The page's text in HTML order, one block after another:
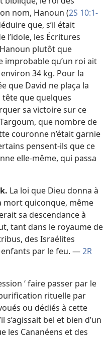
nom, Hanoun (2S 10:1-
que, s’il était
l’idole, les Écritures
plutôt que
improbable qu’un roi ait
34 kg. Pour la
que David ne plaça la
que quelques
sa victoire sur ce
que nombre de
couronne n’était garnie
pensent-ils que ce
elle-même, qui passa
La loi que Dieu donna à
quiconque, même
sa descendance à
tant dans le royaume de
des Israélites
par le feu. —2R
‘ faire passer par le
rituelle par
ou dédiés à cette
s’agissait bel et bien d’un
les Cananéens et des